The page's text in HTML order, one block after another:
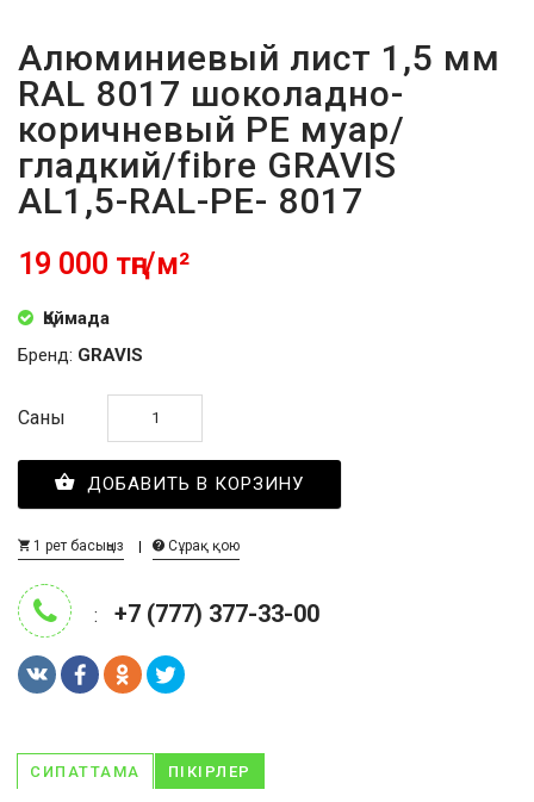
Алюминиевый лист 1,5 мм
RAL 8017 шоколадно-
коричневый PE муар/
гладкий/fibre GRAVIS
AL1,5-RAL-PE- 8017
19 000 тңг/м²
Қоймада
Бренд: GRAVIS
Саны
ДОБАВИТЬ В КОРЗИНУ
1 рет басыңыз Сұрақ қою
: +7 (777) 377-33-00
СИПАТТАМА ПІКІРЛЕР